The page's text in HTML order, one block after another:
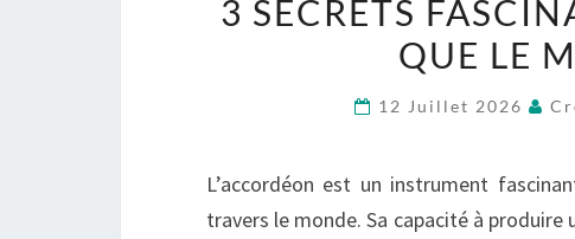
3 SECRETS
QUE LE
12 Juillet 2026
L’accordéon est un instrument
travers le monde. Sa capacité à